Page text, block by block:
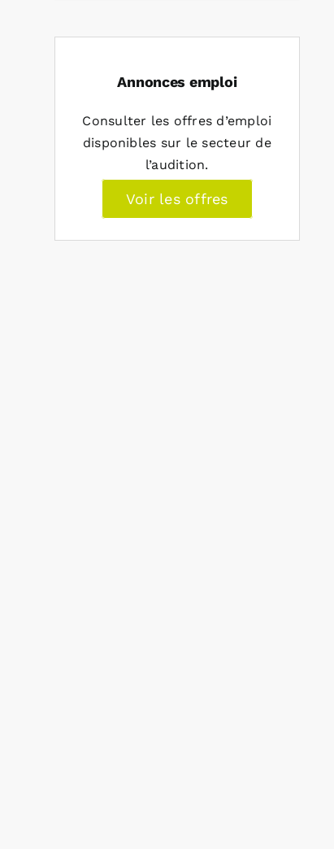
Annonces emploi
Consulter les offres d’emploi
disponibles sur le secteur de
l’audition.
Voir les offres